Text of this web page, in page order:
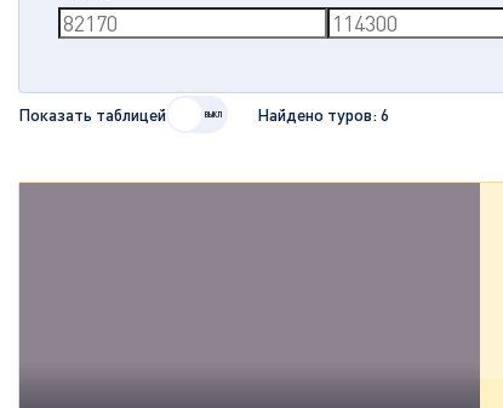
Показать таблицей Найдено туров:6